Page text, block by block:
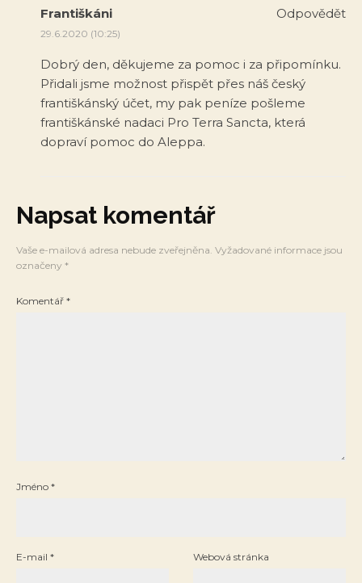
Františkáni
29.6.2020 (10:25)
Dobrý den, děkujeme za pomoc i za připomínku.
Přidali jsme možnost přispět přes náš český
františkánský účet, my pak peníze pošleme
františkánské nadaci Pro Terra Sancta, která
dopraví pomoc do Aleppa.
Odpovědět
Napsat komentář
Vaše e-mailová adresa nebude zveřejněna. Vyžadované informace jsou
označeny *
Komentář *
Jméno *
E-mail * Webová stránka